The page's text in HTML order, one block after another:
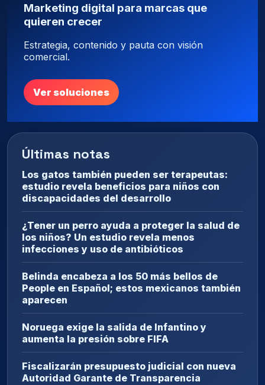
Marketing digital para marcas que
quieren crecer
Estrategia, contenido y pauta con visión
comercial.
Ver soluciones
Últimas notas
Los gatos también pueden ser terapeutas:
estudio revela beneficios para niños con
discapacidades del desarrollo
¿Tener un perro ayuda a proteger la salud de
los niños? Un estudio revela menos
infecciones y uso de antibióticos
Belinda encabeza a los 50 más bellos de
People en Español; estos mexicanos también
aparecen
Noruega exige la salida de Infantino y
aumenta la presión sobre FIFA
Fiscalizarán presupuesto judicial con nueva
Autoridad Garante de Transparencia